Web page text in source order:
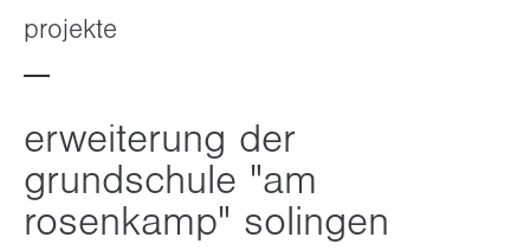
passwort
projekte
erweiterung der
grundschule "am
rosenkamp" solingen